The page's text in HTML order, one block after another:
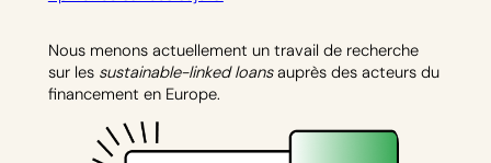
Nous menons actuellement un travail de recherche
sur les sustainable-linked loansauprès des acteurs du
financement en Europe.